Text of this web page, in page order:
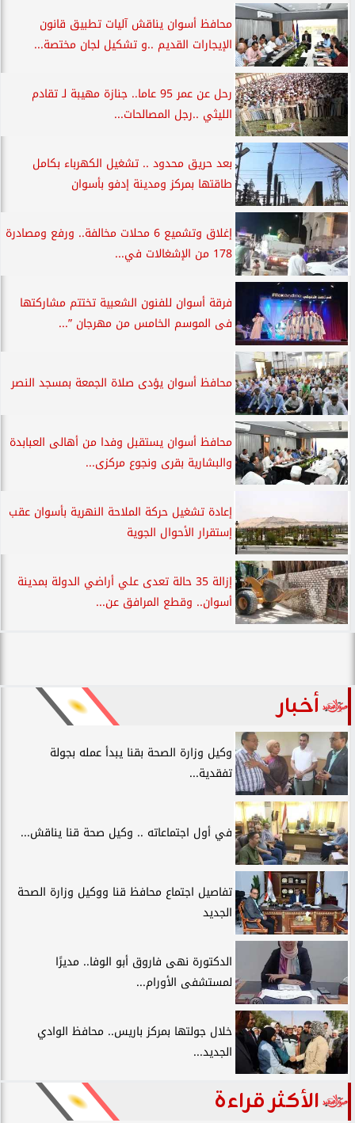
محافظ أسوان يناقش آليات تطبيق قانون
الإيجارات القديم ..و تشكيل لجان مختصة...
رحل عن عمر 95 عاما.. جنازة مهيبة لـ تقادم
الليثي ..رجل المصالحات...
بعد حريق محدود .. تشغيل الكهرباء بكامل
طاقتها بمركز ومدينة إدفو بأسوان
إغلاق وتشميع 6 محلات مخالفة.. ورفع ومصادرة
178 من الإشغالات في...
فرقة أسوان للفنون الشعبية تختتم مشاركتها
فى الموسم الخامس من مهرجان ”...
محافظ أسوان يؤدى صلاة الجمعة بمسجد النصر
محافظ أسوان يستقبل وفدا من أهالى العبابدة
والبشارية بقرى ونجوع مركزى...
إعادة تشغيل حركة الملاحة النهرية بأسوان عقب
إستقرار الأحوال الجوية
إزالة 35 حالة تعدى علي أراضي الدولة بمدينة
أسوان.. وقطع المرافق عن...
أخبار
وكيل وزارة الصحة بقنا يبدأ عمله بجولة
تفقدية...
في أول اجتماعاته .. وكيل صحة قنا يناقش...
تفاصيل اجتماع محافظ قنا ووكيل وزارة الصحة
الجديد
الدكتورة نهى فاروق أبو الوفا.. مديرًا
لمستشفى الأورام...
خلال جولتها بمركز باريس.. محافظ الوادي
الجديد...
الأكثر قراءة